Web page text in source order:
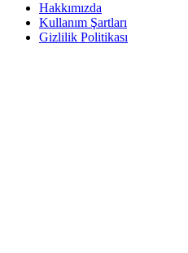
Hakkımızda
Kullanım Şartları
Gizlilik Politikası